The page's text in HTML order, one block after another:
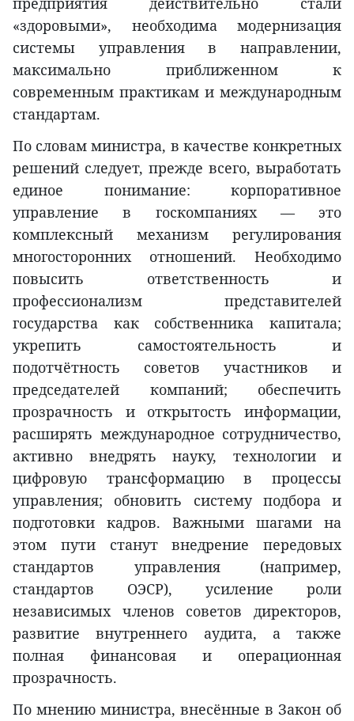
«здоровыми», необходима модернизация
системы управления в направлении,
максимально приближенном к
современным практикам и международным
стандартам.
По словам министра, в качестве конкретных
решений следует, прежде всего, выработать
единое понимание: корпоративное
управление в госкомпаниях — это
комплексный механизм регулирования
многосторонних отношений. Необходимо
повысить ответственность и
профессионализм представителей
государства как собственника капитала;
укрепить самостоятельность и
подотчётность советов участников и
председателей компаний; обеспечить
прозрачность и открытость информации,
расширять международное сотрудничество,
активно внедрять науку, технологии и
цифровую трансформацию в процессы
управления; обновить систему подбора и
подготовки кадров. Важными шагами на
этом пути станут внедрение передовых
стандартов управления (например,
стандартов ОЭСР), усиление роли
независимых членов советов директоров,
развитие внутреннего аудита, а также
полная финансовая и операционная
прозрачность.
По мнению министра, внесённые в Закон об